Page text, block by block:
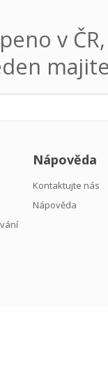
v
Nápověda
Kontaktujte nás
Nápověda